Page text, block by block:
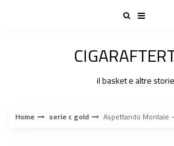
il basket e altre storie
Home serie c gold Aspettando Montale